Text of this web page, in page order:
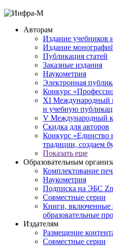
Авторам
Издание учебников
Издание
Публикация статей
Заказные издания
Наукометрия
Электронная
Конкурс
XI Международный
и учебную
V Международный
Скидка для авторов
Конкурс «Единство
традиции, создаем
Показать еще
Образовательным
Комплектование
Наукометрия
Подписка на ЭБС
Совместные серии
Книги,
образовательные
Издателям
Размещение
Совместные серии